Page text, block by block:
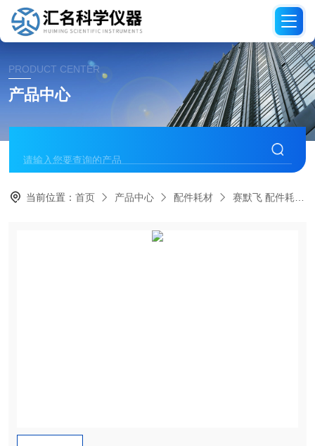
PRODUCT CENTER
产品中心
当前位置：首页 产品中心 配件耗材 赛默飞 配件耗材